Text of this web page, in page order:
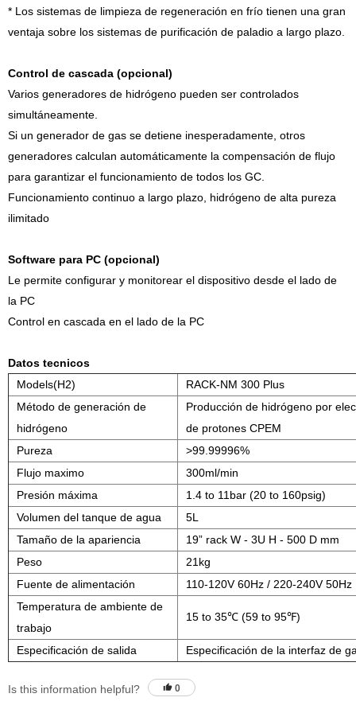
* Los sistemas de limpieza de regeneración en frío tienen una gran
ventaja sobre los sistemas de purificación de paladio a largo plazo.
Control de cascada (opcional)
Varios generadores de hidrógeno pueden ser controlados
simultáneamente.
Si un generador de gas se detiene inesperadamente, otros
generadores calculan automáticamente la compensación de flujo
para garantizar el funcionamiento de todos los GC.
Funcionamiento continuo a largo plazo, hidrógeno de alta pureza
ilimitado
Software para PC (opcional)
Le permite configurar y monitorear el dispositivo desde el lado de
la PC
Control en cascada en el lado de la PC
Datos tecnicos
Models(H2)
RACK-NM 300 Plus
Método de generación de
hidrógeno
Producción de hidrógeno por
de protones CPEM
Pureza
>99.99996%
Flujo maximo
300ml/min
Presión máxima
1.4 to 11bar (20 to 160psig)
Volumen del tanque de agua
5L
Tamaño de la apariencia
19” rack W - 3U H - 500 D mm
Peso
21kg
Fuente de alimentación
110-120V 60Hz / 220-240V 50Hz
Temperatura de ambiente de
trabajo
15 to 35℃ (59 to 95℉)
Especificación de salida Especificación de la interfaz de
Is this information helpful? 0